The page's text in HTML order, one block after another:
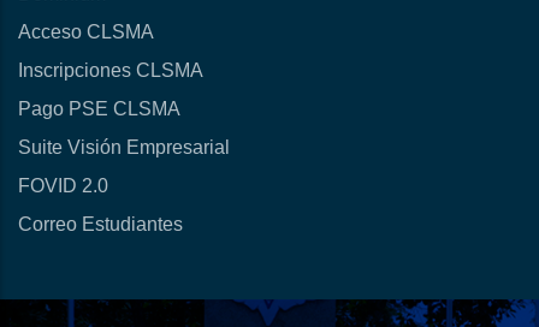
Acceso CLSMA
Inscripciones CLSMA
Pago PSE CLSMA
Suite Visión Empresarial
FOVID 2.0
Correo Estudiantes